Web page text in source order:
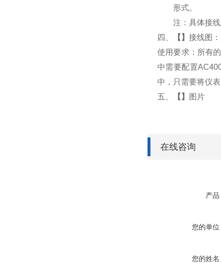
形式。
注：具体接
四、
【 】 接线图
使用要求：所有
中需要配置
中，只需要将仪
五、
【 】 图片
在线咨询
产品
您的单位
您的姓名